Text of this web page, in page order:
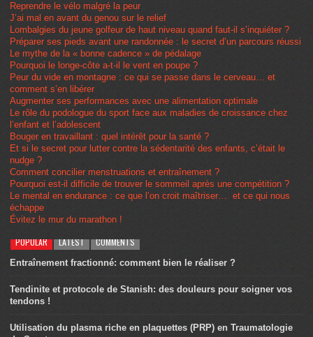
Reprendre le vélo malgré la peur
J’ai mal en avant du genou sur le relief
Lombalgies du jeune golfeur de haut niveau quand faut-il s’inquiéter ?
Préparer ses pieds avant une randonnée : le secret d’un parcours réussi
Le mythe de la « bonne cadence » de pédalage
Pourquoi le longe-côte a-t-il le vent en poupe ?
Peur du vide en montagne : ce qui se passe dans le cerveau… et
comment s’en libérer
Augmenter ses performances avec une alimentation optimale
Le rôle du podologue du sport face aux maladies de croissance chez
l’enfant et l’adolescent
Bouger en travaillant : quel intérêt pour la santé ?
Et si le secret pour lutter contre la sédentarité des enfants, c’était le
nudge ?
Comment concilier menstruations et entraînement ?
Pourquoi est-il difficile de trouver le sommeil après une compétition ?
Le mental en endurance : ce que l’on croit maîtriser… et ce qui nous
échappe
Évitez le mur du marathon !
POPULAR LATEST COMMENTS
Entraînement fractionné: comment bien le réaliser ?
Tendinite et protocole de Stanish: des douleurs pour soigner vos
tendons !
Utilisation du plasma riche en plaquettes (PRP) en Traumatologie